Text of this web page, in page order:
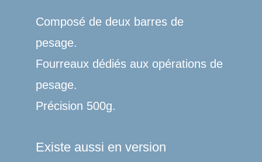
Composé de deux barres de
pesage.
Fourreaux dédiés aux opérations de
pesage.
Précision 500g.
Existe aussi en version